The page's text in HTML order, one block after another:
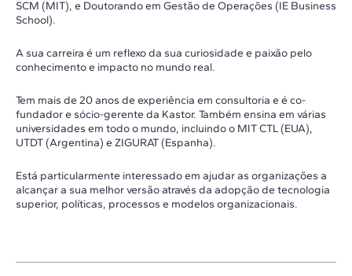
SCM (MIT), e Doutorando em Gestão de Operações (IE Business
School).
A sua carreira é um reflexo da sua curiosidade e paixão pelo
conhecimento e impacto no mundo real.
Tem mais de 20 anos de experiência em consultoria e é co-
fundador e sócio-gerente da Kastor. Também ensina em várias
universidades em todo o mundo, incluindo o MIT CTL (EUA),
UTDT (Argentina) e ZIGURAT (Espanha).
Está particularmente interessado em ajudar as organizações a
alcançar a sua melhor versão através da adopção de tecnologia
superior, políticas, processos e modelos organizacionais.